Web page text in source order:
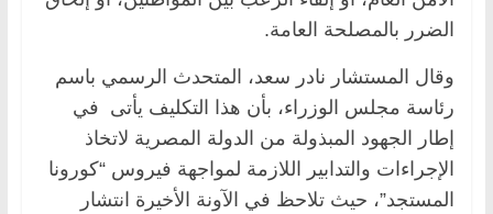
الضرر بالمصلحة العامة.
وقال المستشار نادر سعد، المتحدث الرسمي باسم
رئاسة مجلس الوزراء، بأن هذا التكليف يأتى في
إطار الجهود المبذولة من الدولة المصرية لاتخاذ
الإجراءات والتدابير اللازمة لمواجهة فيروس “كورونا
المستجد”، حيث تلاحظ في الآونة الأخيرة انتشار